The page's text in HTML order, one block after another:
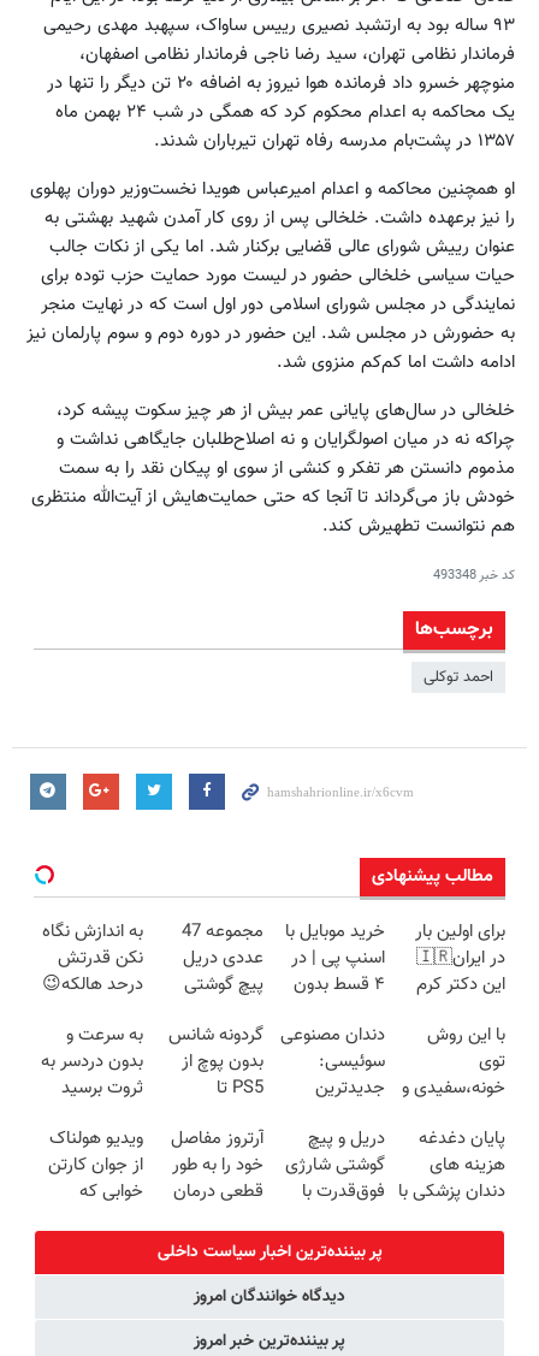
۹۳ ساله بود به ارتشبد نصیری رییس ساواک، سپهبد مهدی رحیمی
فرماندار نظامی تهران، سید رضا ناجی فرماندار نظامی اصفهان،
منوچهر خسرو داد فرمانده هوا نیروز به اضافه ۲۰ تن دیگر را تنها در
یک محاکمه به اعدام محکوم کرد که همگی در شب ۲۴ بهمن ماه
۱۳۵۷ در پشت‌بام مدرسه رفاه تهران تیرباران شدند.
او همچنین محاکمه و اعدام امیرعباس هویدا نخست‌وزیر دوران پهلوی
را نیز برعهده داشت. خلخالی پس از روی کار آمدن شهید بهشتی به
عنوان رییش شورای عالی قضایی برکنار شد. اما یکی از نکات جالب
حیات سیاسی خلخالی حضور در لیست مورد حمایت حزب توده برای
نمایندگی در مجلس شورای اسلامی دور اول است که در نهایت منجر
به حضورش در مجلس شد. این حضور در دوره دوم و سوم پارلمان نیز
ادامه داشت اما کم‌کم منزوی شد.
خلخالی در سال‌های پایانی عمر بیش از هر چیز سکوت پیشه کرد،
چراکه نه در میان اصولگرایان و نه اصلاح‌طلبان جایگاهی نداشت و
مذموم دانستن هر تفکر و کنشی از سوی او پیکان نقد را به سمت
خودش باز می‌گرداند تا آنجا که حتی حمایت‌هایش از آیت‌الله منتظری
هم نتوانست تطهیرش کند.
کد خبر493348
برچسب‌ها
احمد توکلی
مطالب پیشنهادی
برای اولین بار
در ایران🇮🇷
این دکتر کرم
روزه ساخت!
خرید موبایل با
اسنپ پی | در
۴ قسط بدون
مجموعه 47
عددی دریل
پیچ گوشتی
به مدت
محدود)
به اندازش نگاه
نکن قدرتش
درحد هالکه😉
منزل+گارانتی
تعویض)
با این روش
توی
خونه،سفیدی و
برگردون
(40%off)
دندان مصنوعی
سوئیسی:
جدیدترین
سبک و مقاوم |
پرداخت قسطی
گردونه شانس
بدون پوچ از
PS5 تا
کوین 🔥
به سرعت و
بدون دردسر به
ثروت برسید
رایگان
پولسازی)
پایان دغدغه
هزینه های
دندان پزشکی با
دریل و پیچ
گوشتی شارژی
فوق‌قدرت با
(همراه با
متعلقات)
آرتروز مفاصل
خود را به طور
قطعی درمان
◗پرسش‌نامه◖
ویدیو هولناک
از جوان کارتن
خوابی که
پر بیننده‌ترین اخبار سیاست داخلی
دیدگاه خوانندگان امروز
پر بیننده‌ترین خبر امروز